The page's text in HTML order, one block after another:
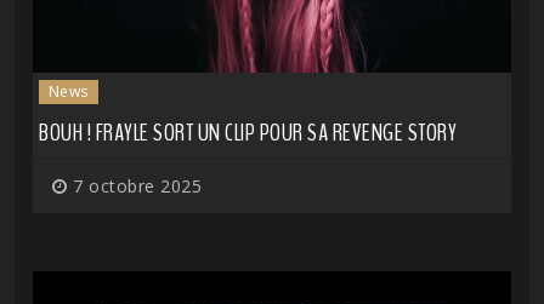
News
BOUH ! FRAYLE SORT UN CLIP POUR SA REVENGE STORY
7 octobre 2025